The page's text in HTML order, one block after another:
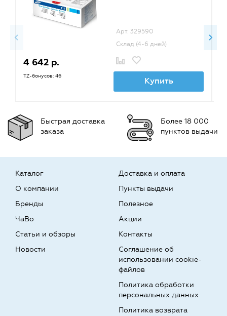
Арт. 329590
Склад (4-6 дней)
4 642 р.
TZ-бонусов: 46 Купить
Быстрая доставка
заказа
Более 18 000
пунктов выдачи
Каталог
О компании
Бренды
Доставка и оплата
Пункты выдачи
Полезное
ЧаВо
Статьи и обзоры
Новости
Акции
Контакты
Соглашение об
использовании cookie-
файлов
Политика обработки
персональных данных
Политика возврата